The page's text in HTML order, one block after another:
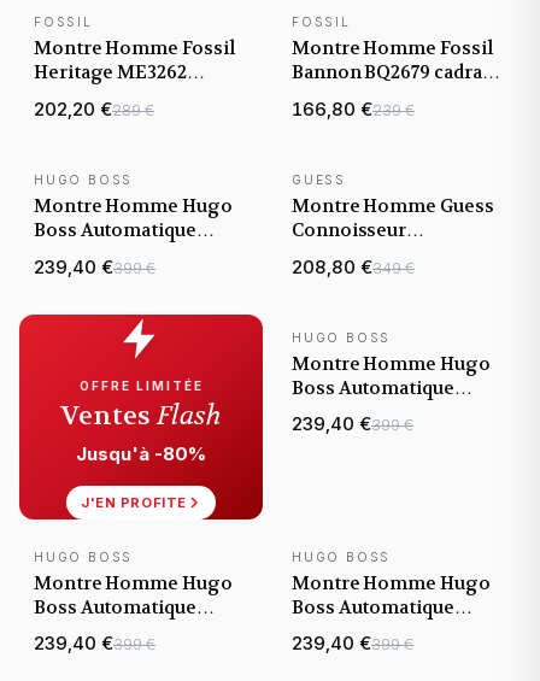
NOUVEAUTÉ
FOSSIL
Montre Homme Fossil
Heritage ME3262
cadran vert bracelet
acier
202,20 €289 €
NOUVEAUTÉ
FOSSIL
Montre Homme Fossil
Bannon BQ2679 cadran
noir bracelet acier
166,80 €239 €
NOUVEAUTÉ
HUGO BOSS
Montre Homme Hugo
Boss Automatique
bicolore bracelet
239,40 €399 €
NOUVEAUTÉ
GUESS
Montre Homme Guess
Connoisseur
GW0984G4 cadran vert
208,80 €349 €
OFFRE LIMITÉE
VentesFlash
Jusqu'à -80%
J'EN PROFITE
NOUVEAUTÉ
HUGO BOSS
Montre Homme Hugo
Boss Automatique
Principle Skeleton
1514255 noire bracelet
239,40 €399 €
NOUVEAUTÉ
HUGO BOSS
Montre Homme Hugo
Boss Automatique
Bossmatic 1514177
argentée bracelet
239,40 €399 €
NOUVEAUTÉ
HUGO BOSS
Montre Homme Hugo
Boss Automatique
Bossmatic 1514213 grise
bracelet maillons acier
239,40 €399 €